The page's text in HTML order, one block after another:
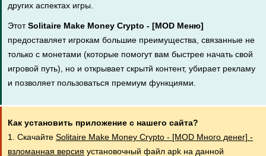
других аспектах игры.
ЭтотSolitaire Make Money Crypto - [MOD Меню]
предоставляет игрокам большие преимущества, связанные не
только с монетами (которые помогут вам быстрее начать свой
игровой путь), но и открывает скрытй контент, убирает рекламу
и позволяет пользоваться премиум функциями.
Как установить приложение с нашего сайта?
1. Скачайте Solitaire Make Money Crypto - [MOD Много денег] -
взломанная версия установочный файл apk на данной